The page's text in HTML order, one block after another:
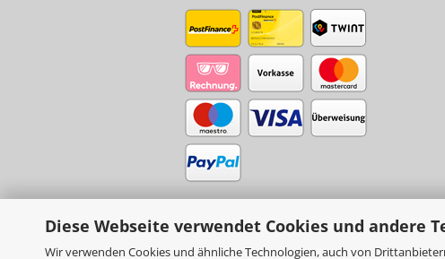
Diese Webseite verwendet Cookies und andere
Wir verwenden Cookies und ähnliche Technologien, auch von